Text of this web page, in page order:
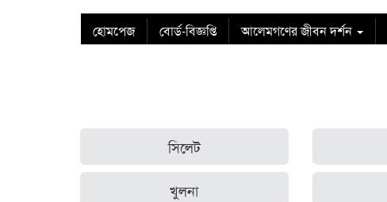
হোমপেজ বোর্ড-বিজ্ঞপ্তি আলেমগণের জীবন দর্শন
সিলেট
খুলনা